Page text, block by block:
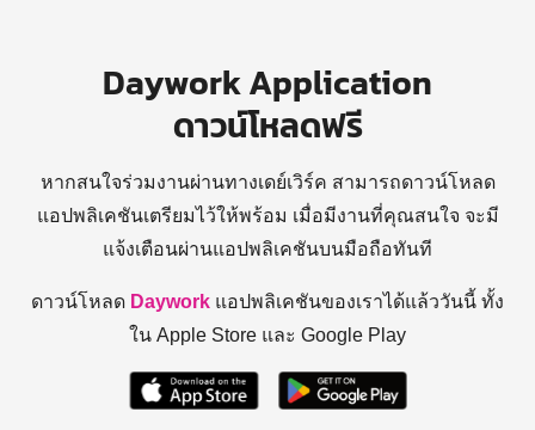
Daywork Application
ดาวน์โหลดฟรี
หากสนใจร่วมงานผ่านทางเดย์เวิร์ค สามารถดาวน์โหลด
แอปพลิเคชันเตรียมไว้ให้พร้อม เมื่อมีงานที่คุณสนใจ จะมี
แจ้งเตือนผ่านแอปพลิเคชันบนมือถือทันที
ดาวน์โหลด Daywork แอปพลิเคชันของเราได้แล้ววันนี้ ทั้ง
ใน Apple Store และ Google Play